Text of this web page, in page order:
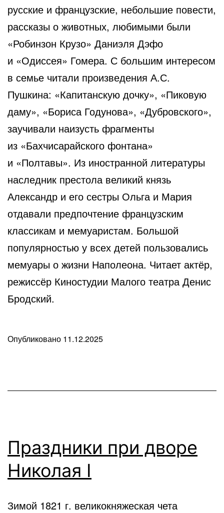
русские и французские, небольшие повести,
рассказы о животных, любимыми были
«Робинзон Крузо» Даниэля Дэфо
и «Одиссея» Гомера. С большим интересом
в семье читали произведения А.С.
Пушкина: «Капитанскую дочку», «Пиковую
даму», «Бориса Годунова», «Дубровского»,
заучивали наизусть фрагменты
из «Бахчисарайского фонтана»
и «Полтавы». Из иностранной литературы
наследник престола великий князь
Александр и его сестры Ольга и Мария
отдавали предпочтение французским
классикам и мемуаристам. Большой
популярностью у всех детей пользовались
мемуары о жизни Наполеона. Читает актёр,
режиссёр Киностудии Малого театра Денис
Бродский.
Опубликовано 11.12.2025
факты
Праздники при дворе
Николая I
Зимой 1821 г. великокняжеская чета